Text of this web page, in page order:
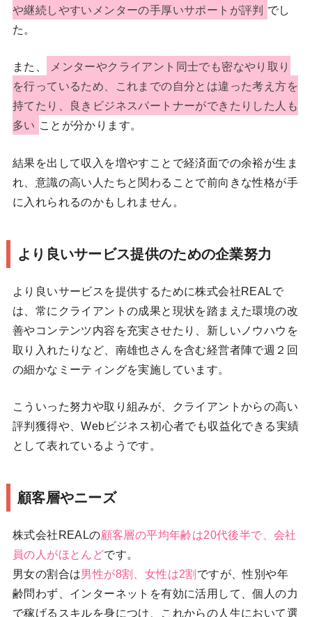
や継続しやすいメンターの手厚いサポートが評判
でし
た。
また、
メンターやクライアント同士でも密なやり取り
を行っているため、これまでの自分とは違った考え方を
持てたり、良きビジネスパートナーができたりした人も
多い ことが分かります。
結果を出して収入を増やすことで経済面での余裕が生ま
れ、意識の高い人たちと関わることで前向きな性格が手
に入れられるのかもしれません。
より良いサービス提供のための企業努力
より良いサービスを提供するために株式会社REALで
は、常にクライアントの成果と現状を踏まえた環境の改
善やコンテンツ内容を充実させたり、新しいノウハウを
取り入れたりなど、南雄也さんを含む経営者陣で週２回
の細かなミーティングを実施しています。
こういった努力や取り組みが、クライアントからの高い
評判獲得や、Webビジネス初心者でも収益化できる実績
として表れているようです。
顧客層やニーズ
株式会社REALの顧客層の平均年齢は20代後半で、会社
員の人がほとんどです。
男女の割合は男性が8割、女性は2割 ですが、性別や年
齢問わず、インターネットを有効に活用して、個人の力
で稼げるスキルを身につけ、これからの人生において選